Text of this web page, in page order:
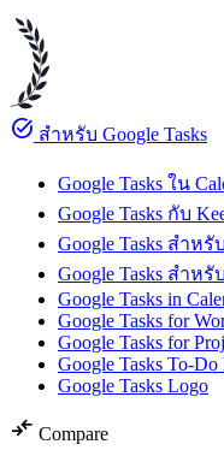
task_alt สำหรับ Google Tasks
Google Tasks ใน
Google Tasks กับ
Google Tasks สำหรั
Google Tasks สำหรั
Google Tasks in
Google Tasks for
Google Tasks for
Google Tasks To-Do
Google Tasks Logo
compare_arrows Compare